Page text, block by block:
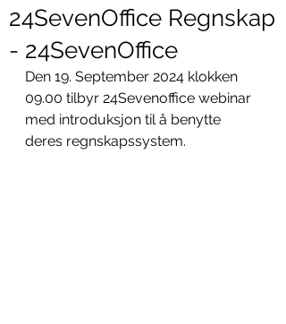
24SevenOffice Regnskap
- 24SevenOffice
Den 19. September 2024 klokken
09.00 tilbyr 24Sevenoffice webinar
med introduksjon til å benytte
deres regnskapssystem.